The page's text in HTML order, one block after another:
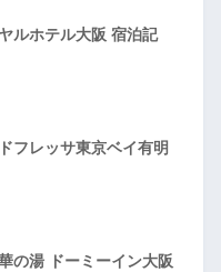
ルホテル大阪 宿泊記
フレッサ東京ベイ有明
の湯 ドーミーイン大阪